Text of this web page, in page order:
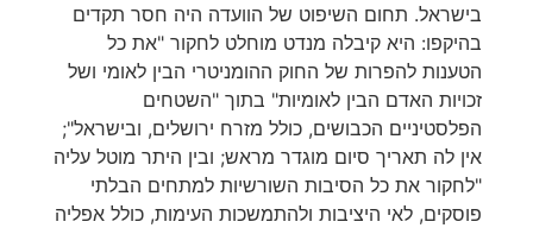
בישראל. תחום השיפוט של הוועדה היה חסר תקדים
בהיקפו: היא קיבלה מנדט מוחלט לחקור "את כל
הטענות להפרות של החוק ההומניטרי הבין לאומי ושל
זכויות האדם הבין לאומיות" בתוך "השטחים
הפלסטיניים הכבושים, כולל מזרח ירושלים, ובישראל";
אין לה תאריך סיום מוגדר מראש; ובין היתר מוטל עליה
"לחקור את כל הסיבות השורשיות למתחים הבלתי
פוסקים, לאי היציבות ולהתמשכות העימות, כולל אפליה